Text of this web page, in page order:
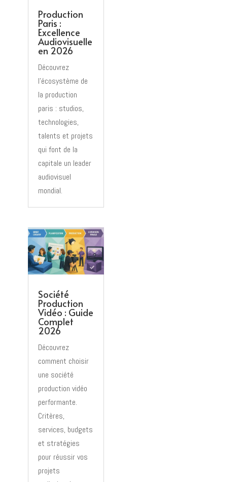
Production
Paris :
Excellence
Audiovisuelle
en 2026
Découvrez
l’écosystème de
la production
paris : studios,
technologies,
talents et projets
qui font de la
capitale un leader
audiovisuel
mondial.
Société
Production
Vidéo : Guide
Complet
2026
Découvrez
comment choisir
une société
production vidéo
performante.
Critères,
services, budgets
et stratégies
pour réussir vos
projets